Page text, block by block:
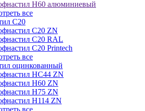
Н60 алюминиевый
все
C20
С20 ZN
С20 RAL
С20 Printech
все
оцинкованный
НС44 ZN
Н60 ZN
Н75 ZN
Н114 ZN
все